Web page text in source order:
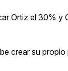
Ortiz el 30% y
crear su